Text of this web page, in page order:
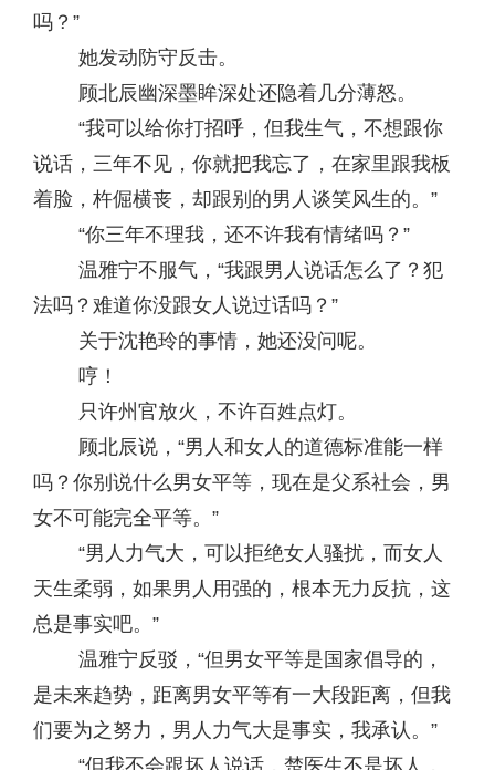
吗？”
她发动防守反击。
顾北辰幽深墨眸深处还隐着几分薄怒。
“我可以给你打招呼，但我生气，不想跟你
说话，三年不见，你就把我忘了，在家里跟我板
着脸，杵倔横丧，却跟别的男人谈笑风生的。”
“你三年不理我，还不许我有情绪吗？”
温雅宁不服气，“我跟男人说话怎么了？犯
法吗？难道你没跟女人说过话吗？”
关于沈艳玲的事情，她还没问呢。
哼！
只许州官放火，不许百姓点灯。
顾北辰说，“男人和女人的道德标准能一样
吗？你别说什么男女平等，现在是父系社会，男
女不可能完全平等。”
“男人力气大，可以拒绝女人骚扰，而女人
天生柔弱，如果男人用强的，根本无力反抗，这
总是事实吧。”
温雅宁反驳，“但男女平等是国家倡导的，
是未来趋势，距离男女平等有一大段距离，但我
们要为之努力，男人力气大是事实，我承认。”
“但我不会跟坏人说话，楚医生不是坏人，